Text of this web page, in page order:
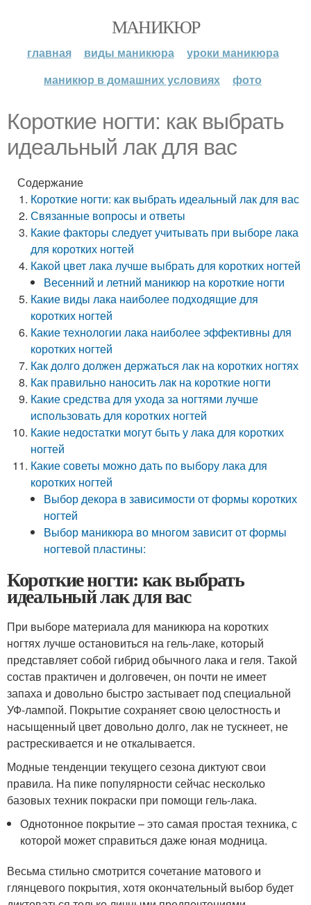
МАНИКЮР
главная виды маникюра
уроки маникюра
маникюр в домашних условиях
фото
Короткие ногти: как выбрать
идеальный лак для вас
Содержание
Короткие ногти: как выбрать идеальный лак для вас
Связанные вопросы и ответы
Какие факторы следует учитывать при выборе лака
для коротких ногтей
Какой цвет лака лучше выбрать для коротких ногтей
Весенний и летний маникюр на короткие ногти
Какие виды лака наиболее подходящие для
коротких ногтей
Какие технологии лака наиболее эффективны для
коротких ногтей
Как долго должен держаться лак на коротких ногтях
Как правильно наносить лак на короткие ногти
Какие средства для ухода за ногтями лучше
использовать для коротких ногтей
Какие недостатки могут быть у лака для коротких
ногтей
Какие советы можно дать по выбору лака для
коротких ногтей
Выбор декора в зависимости от формы коротких
ногтей
Выбор маникюра во многом зависит от формы
ногтевой пластины:
Короткие ногти: как выбрать
идеальный лак для вас
При выборе материала для маникюра на коротких
ногтях лучше остановиться на гель-лаке, который
представляет собой гибрид обычного лака и геля. Такой
состав практичен и долговечен, он почти не имеет
запаха и довольно быстро застывает под специальной
УФ-лампой. Покрытие сохраняет свою целостность и
насыщенный цвет довольно долго, лак не тускнеет, не
растрескивается и не откалывается.
Модные тенденции текущего сезона диктуют свои
правила. На пике популярности сейчас несколько
базовых техник покраски при помощи гель-лака.
Однотонное покрытие – это самая простая техника, с
которой может справиться даже юная модница.
Весьма стильно смотрится сочетание матового и
глянцевого покрытия, хотя окончательный выбор будет